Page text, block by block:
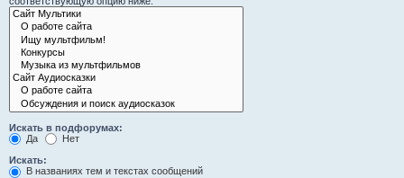
Искать в подфорумах:
Да
Нет
Искать:
В названиях тем и текстах сообщений